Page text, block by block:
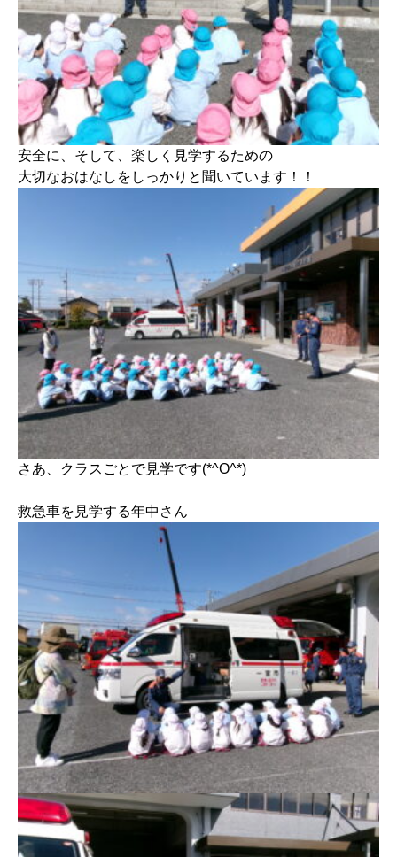
安全に、そして、楽しく見学するための
大切なおはなしをしっかりと聞いています！！
さあ、クラスごとで見学です(*^O^*)
救急車を見学する年中さん